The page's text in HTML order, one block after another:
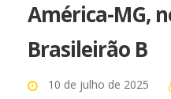
América-MG,
Brasileirão B
10 de julho de 2025